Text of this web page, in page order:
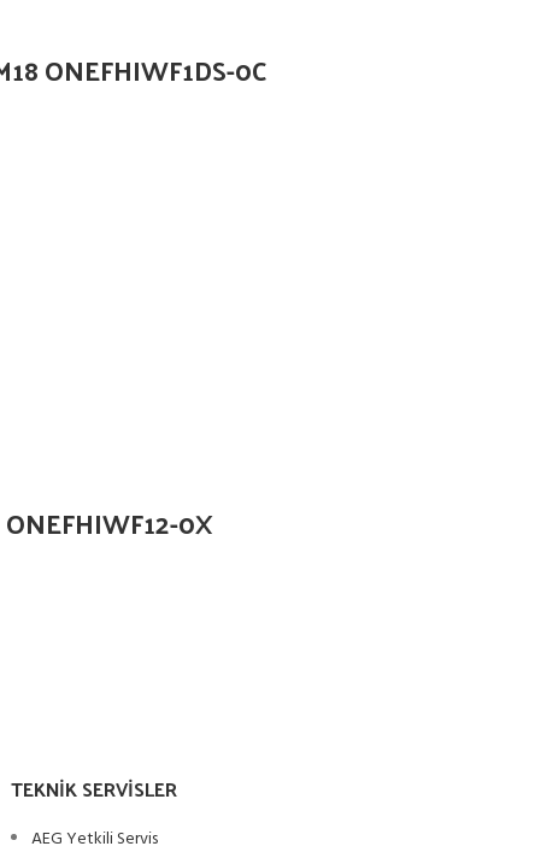
ONEFHIWF1DS-0C
0X
TEKNIK SERVISLER
AEG Yetkili Servis